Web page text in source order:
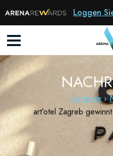
Loggen
Startseite
art’otel Zagreb